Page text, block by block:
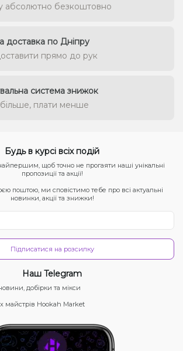
абсолютно безкоштовно
доставка по Дніпру
прямо до рук
система знижок
плати менше
Будь в курсі всіх подій
щоб точно не прогаяти наші унікальні
пропозиції та акції!
поштою, ми сповістимо тебе про всі актуальні
новинки, акції та знижки!
Підписатися на розсилку
Наш Telegram
добірки та мікси
майстрів Hookah Market